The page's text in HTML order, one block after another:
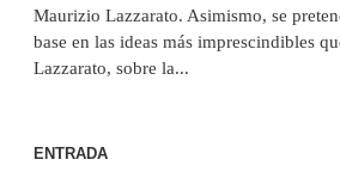
Maurizio Lazzarato. Asimismo, se
base en las ideas más imprescindibles
Lazzarato, sobre la...
ENTRADA